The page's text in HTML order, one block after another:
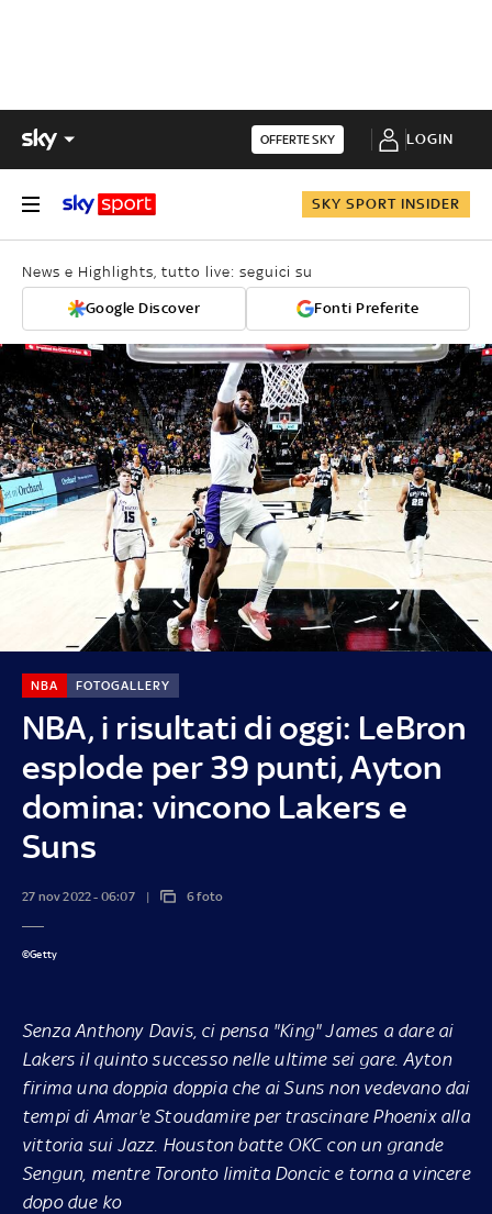
OFFERTE SKY LOGIN
SKY SPORT INSIDER
News e Highlights, tutto live: seguici su
Google Discover Fonti Preferite
NBA, i risultati di oggi: LeBron
esplode per 39 punti, Ayton
domina: vincono Lakers e
Suns
NBA FOTOGALLERY
27 nov 2022 - 06:07 6 foto
©Getty
Senza Anthony Davis, ci pensa "King" James a dare ai
Lakers il quinto successo nelle ultime sei gare. Ayton
firima una doppia doppia che ai Suns non vedevano dai
tempi di Amar'e Stoudamire per trascinare Phoenix alla
vittoria sui Jazz. Houston batte OKC con un grande
Sengun, mentre Toronto limita Doncic e torna a vincere
dopo due ko